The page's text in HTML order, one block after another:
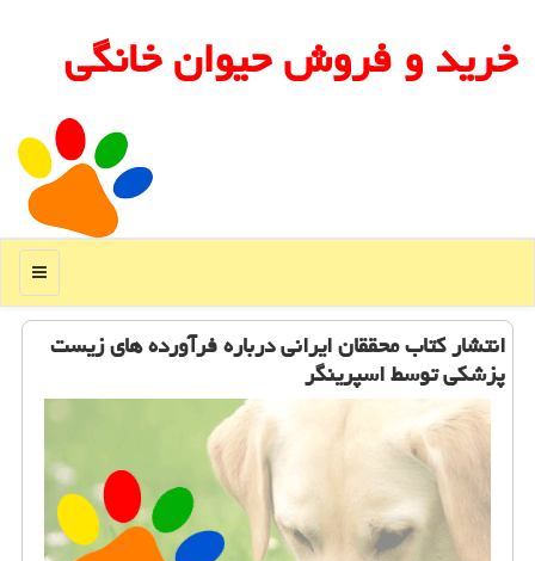
خرید و فروش حیوان خانگی
منو
انتشار كتاب محققان ایرانی درباره فرآورده های زیست
پزشكی توسط اسپرینگر